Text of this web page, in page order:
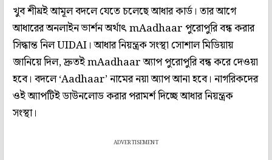
খুব শীঘ্রই আমূল বদলে যেতে চলেছে আধার কার্ড। তার আগে
আধারের অনলাইন ভার্শন অর্থাৎ mAadhaar পুরোপুরি বন্ধ করার
সিদ্ধান্ত নিল UIDAI। আধার নিয়ন্ত্রক সংস্থা সোশাল মিডিয়ায়
জানিয়ে দিল, দ্রুতই mAadhaar অ্যাপ পুরোপুরি বন্ধ করে দেওয়া
হবে। বদলে ‘Aadhaar’ নামের নয়া অ্যাপ আনা হবে। নাগরিকদের
ওই অ্যাপটিই ডাউনলোড করার পরামর্শ দিচ্ছে আধার নিয়ন্ত্রক
সংস্থা।
ADVERTISEMENT